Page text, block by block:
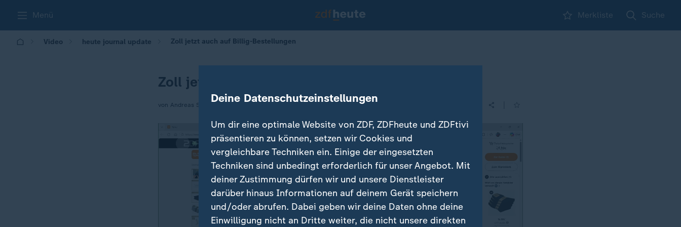
Menü Merkliste Suche
Video heute journal update Zoll jetzt auch auf Billig-Bestellungen
Zoll jetzt auch auf Billig-Bestellungen
von Andreas StammDeine Datenschutzeinstellungen
Um dir eine optimale Website von ZDF, ZDFheute und ZDFtivi
präsentieren zu können, setzen wir Cookies und
vergleichbare Techniken ein. Einige der eingesetzten
Techniken sind unbedingt erforderlich für unser Angebot. Mit
deiner Zustimmung dürfen wir und unsere Dienstleister
darüber hinaus Informationen auf deinem Gerät speichern
und/oder abrufen. Dabei geben wir deine Daten ohne deine
Einwilligung nicht an Dritte weiter, die nicht unsere direkten